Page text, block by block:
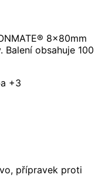
8x80mm
Balení obsahuje 100
+3
přípravek proti